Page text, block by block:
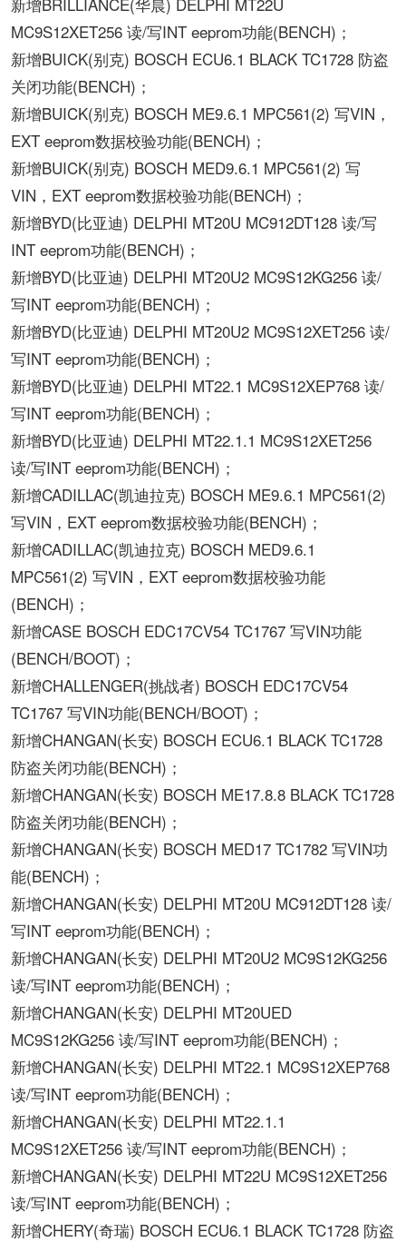
MC9S12XET256 读/写INT eeprom功能(BENCH)；
新增BUICK(别克) BOSCH ECU6.1 BLACK TC1728 防盗
关闭功能(BENCH)；
新增BUICK(别克) BOSCH ME9.6.1 MPC561(2) 写VIN，
EXT eeprom数据校验功能(BENCH)；
新增BUICK(别克) BOSCH MED9.6.1 MPC561(2) 写
VIN，EXT eeprom数据校验功能(BENCH)；
新增BYD(比亚迪) DELPHI MT20U MC912DT128 读/写
INT eeprom功能(BENCH)；
新增BYD(比亚迪) DELPHI MT20U2 MC9S12KG256 读/
写INT eeprom功能(BENCH)；
新增BYD(比亚迪) DELPHI MT20U2 MC9S12XET256 读/
写INT eeprom功能(BENCH)；
新增BYD(比亚迪) DELPHI MT22.1 MC9S12XEP768 读/
写INT eeprom功能(BENCH)；
新增BYD(比亚迪) DELPHI MT22.1.1 MC9S12XET256
读/写INT eeprom功能(BENCH)；
新增CADILLAC(凯迪拉克) BOSCH ME9.6.1 MPC561(2)
写VIN，EXT eeprom数据校验功能(BENCH)；
新增CADILLAC(凯迪拉克) BOSCH MED9.6.1
MPC561(2) 写VIN，EXT eeprom数据校验功能
(BENCH)；
新增CASE BOSCH EDC17CV54 TC1767 写VIN功能
(BENCH/BOOT)；
新增CHALLENGER(挑战者) BOSCH EDC17CV54
TC1767 写VIN功能(BENCH/BOOT)；
新增CHANGAN(长安) BOSCH ECU6.1 BLACK TC1728
防盗关闭功能(BENCH)；
新增CHANGAN(长安) BOSCH ME17.8.8 BLACK TC1728
防盗关闭功能(BENCH)；
新增CHANGAN(长安) BOSCH MED17 TC1782 写VIN功
能(BENCH)；
新增CHANGAN(长安) DELPHI MT20U MC912DT128 读/
写INT eeprom功能(BENCH)；
新增CHANGAN(长安) DELPHI MT20U2 MC9S12KG256
读/写INT eeprom功能(BENCH)；
新增CHANGAN(长安) DELPHI MT20UED
MC9S12KG256 读/写INT eeprom功能(BENCH)；
新增CHANGAN(长安) DELPHI MT22.1 MC9S12XEP768
读/写INT eeprom功能(BENCH)；
新增CHANGAN(长安) DELPHI MT22.1.1
MC9S12XET256 读/写INT eeprom功能(BENCH)；
新增CHANGAN(长安) DELPHI MT22U MC9S12XET256
读/写INT eeprom功能(BENCH)；
新增CHERY(奇瑞) BOSCH ECU6.1 BLACK TC1728 防盗